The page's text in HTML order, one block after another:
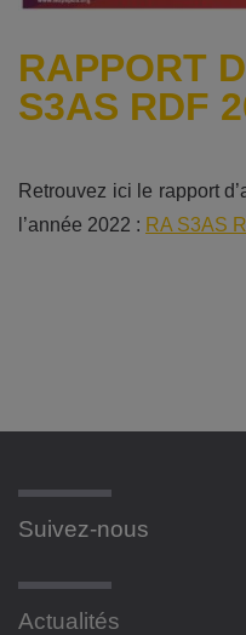
RAPPORT
S3AS RDF
Retrouvez ici le rapport
l’année 2022 : RA S3AS
Suivez-nous
Actualités